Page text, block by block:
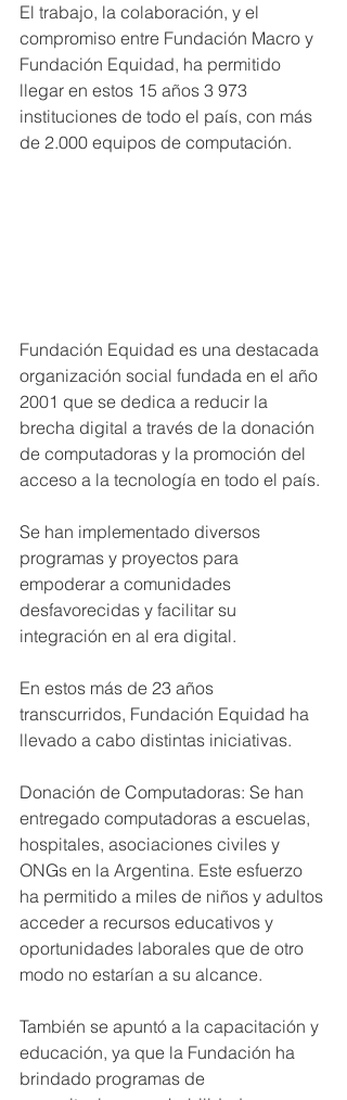
El trabajo, la colaboración, y el
compromiso entre Fundación Macro y
Fundación Equidad, ha permitido
llegar en estos 15 años 3 973
instituciones de todo el país, con más
de 2.000 equipos de computación.
Fundación Equidad es una destacada
organización social fundada en el año
2001 que se dedica a reducir la
brecha digital a través de la donación
de computadoras y la promoción del
acceso a la tecnología en todo el país.
Se han implementado diversos
programas y proyectos para
empoderar a comunidades
desfavorecidas y facilitar su
integración en al era digital.
En estos más de 23 años
transcurridos, Fundación Equidad ha
llevado a cabo distintas iniciativas.
Donación de Computadoras: Se han
entregado computadoras a escuelas,
hospitales, asociaciones civiles y
ONGs en la Argentina. Este esfuerzo
ha permitido a miles de niños y adultos
acceder a recursos educativos y
oportunidades laborales que de otro
modo no estarían a su alcance.
También se apuntó a la capacitación y
educación, ya que la Fundación ha
brindado programas de